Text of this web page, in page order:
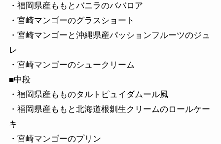
・福岡県産ももとバニラのババロア
・宮崎マンゴーのグラスショート
・宮崎マンゴーと沖縄県産パッションフルーツのジュ
レ
・宮崎マンゴーのシュークリーム
■中段
・福岡県産もものタルトピュイダムール風
・福岡県産ももと北海道根釧生クリームのロールケー
キ
・宮崎マンゴーのプリン